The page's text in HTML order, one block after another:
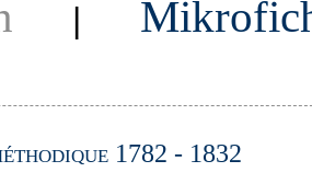
|
1782 - 1832